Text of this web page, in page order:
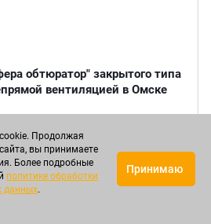
обтюратор" закрытого типа
вентиляцией в Омске
Опт Мелкий опт
Продолжая
вы принимаете
Более подробные
политике обработки
данных.
Принимаю